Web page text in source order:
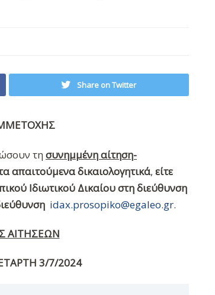
Share on Twitter
τη συνημμένη αίτηση-
απαιτούμενα δικαιολογητικά, είτε
Ιδιωτικού Δικαίου στη διεύθυνση
idax.prosopiko@egaleo.gr.
ΑΙΤΗΣΕΩΝ
3/7/2024